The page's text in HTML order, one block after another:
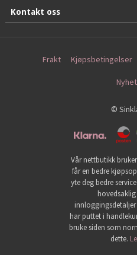
Kontakt oss
Frakt Kjøpsbetingelser
©
Vår nettbutikk
får en bedre
yte deg bedre
har puttet i
bruke siden som
dette.